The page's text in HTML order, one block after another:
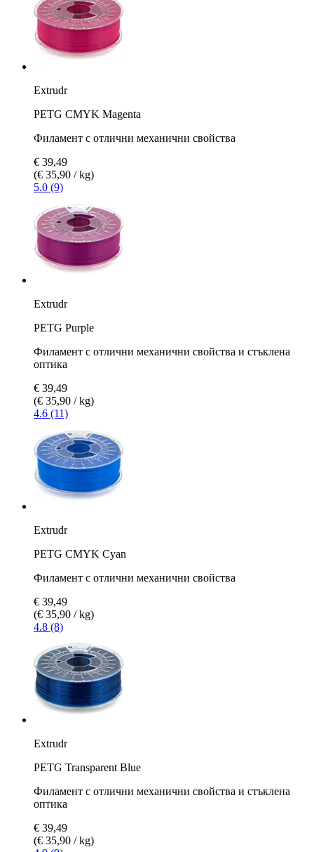
Extrudr
PETG CMYK Magenta
Филамент с отлични механични свойства
€ 39,49
(€ 35,90 / kg)
5.0 (9)
Extrudr
PETG Purple
Филамент с отлични механични свойства и стъклена
оптика
€ 39,49
(€ 35,90 / kg)
4.6 (11)
Extrudr
PETG CMYK Cyan
Филамент с отлични механични свойства
€ 39,49
(€ 35,90 / kg)
4.8 (8)
Extrudr
PETG Transparent Blue
Филамент с отлични механични свойства и стъклена
оптика
€ 39,49
(€ 35,90 / kg)